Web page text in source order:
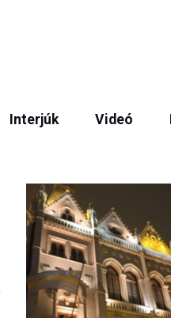
Interjúk Videó
Megosztás